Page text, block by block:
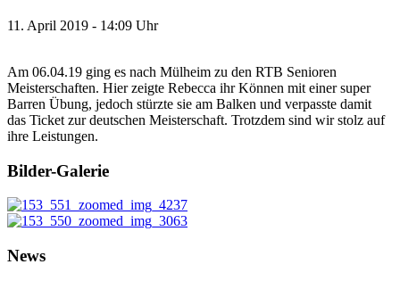
11. April 2019 - 14:09 Uhr
Am 06.04.19 ging es nach Mülheim zu den RTB Senioren
Meisterschaften. Hier zeigte Rebecca ihr Können mit einer super
Barren Übung, jedoch stürzte sie am Balken und verpasste damit
das Ticket zur deutschen Meisterschaft. Trotzdem sind wir stolz auf
ihre Leistungen.
Bilder-Galerie
News